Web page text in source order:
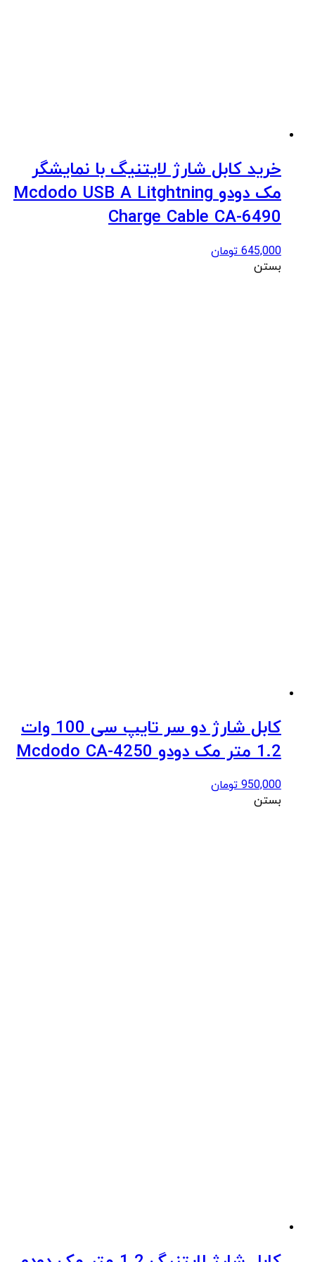
خرید کابل شارژ لایتنیگ با نمایشگر
مک دودو Mcdodo USB A Litghtning
Charge Cable CA-6490
645,000 تومان
بستن
کابل شارژ دو سر تایپ سی 100 وات
1.2 متر مک دودو Mcdodo CA-4250
950,000 تومان
بستن